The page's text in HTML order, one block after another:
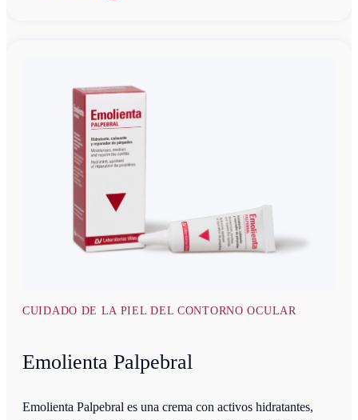
CUIDADO DE LA PIEL DEL CONTORNO OCULAR
Emolienta Palpebral
Emolienta Palpebral es una crema con activos hidratantes,